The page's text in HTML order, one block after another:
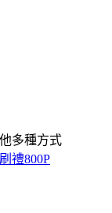
多種方式
禮800P